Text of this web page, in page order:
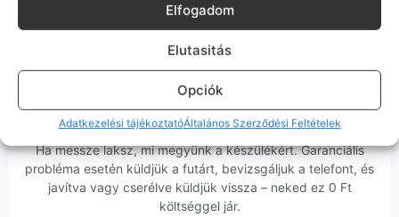
Elfogadom
Elutasitás
Opciók
Adatkezelési tájékoztatóÁltalános Szerződési Feltételek
Ingyenes Futár & Szerviz
Ha messze laksz, mi megyünk a készülékért. Garanciális
probléma esetén küldjük a futárt, bevizsgáljuk a telefont, és
javítva vagy cserélve küldjük vissza – neked ez 0 Ft
költséggel jár.